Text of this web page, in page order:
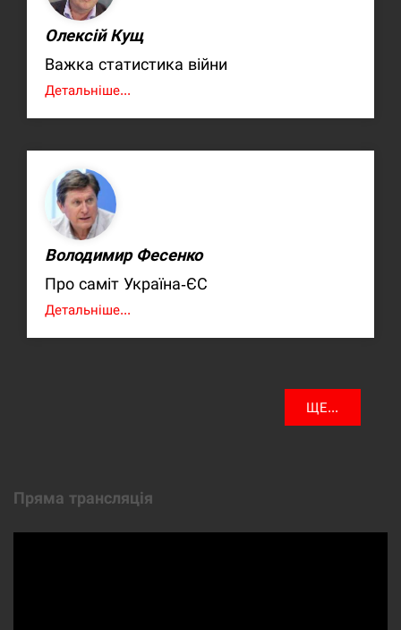
Олексій Кущ
Важка статистика війни
Детальніше...
Володимир Фесенко
Про саміт Україна-ЄС
Детальніше...
ЩЕ...
Пряма трансляція